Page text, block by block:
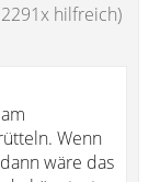
hilfreich)
Wenn
wäre das